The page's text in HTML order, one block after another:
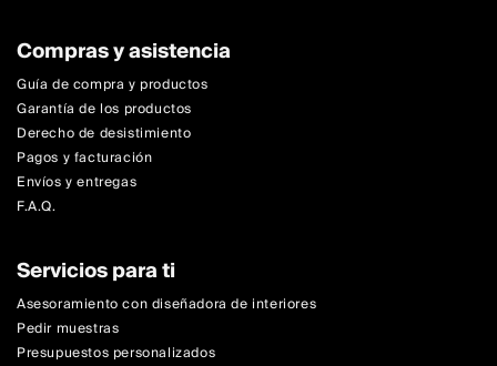
Compras y asistencia
Guía de compra y productos
Garantía de los productos
Derecho de desistimiento
Pagos y facturación
Envíos y entregas
F.A.Q.
Servicios para ti
Asesoramiento con diseñadora de interiores
Pedir muestras
Presupuestos personalizados